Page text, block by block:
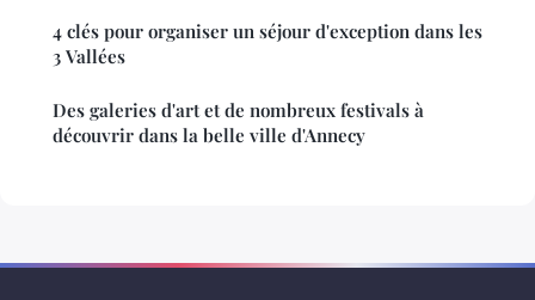
4 clés pour organiser un séjour d'exception dans les
3 Vallées
Des galeries d'art et de nombreux festivals à
découvrir dans la belle ville d'Annecy